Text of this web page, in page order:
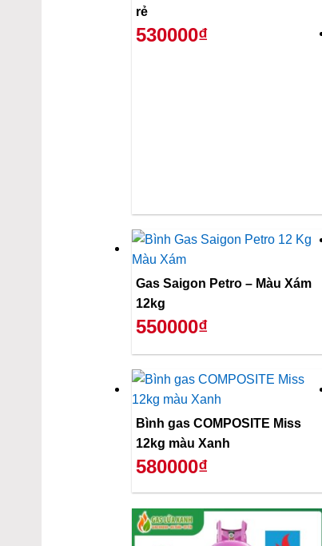
rẻ
530000₫
Gas Saigon Petro – Màu Xám
12kg
550000₫
Bình gas COMPOSITE Miss
12kg màu Xanh
580000₫